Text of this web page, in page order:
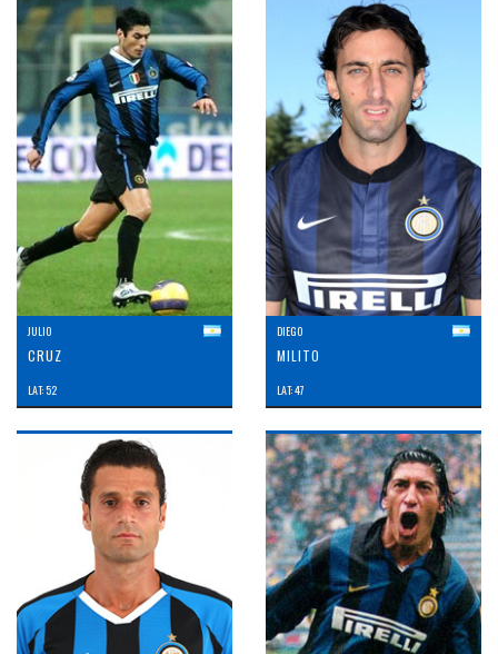
JULIO
CRUZ
LAT: 52
DIEGO
MILITO
LAT: 47